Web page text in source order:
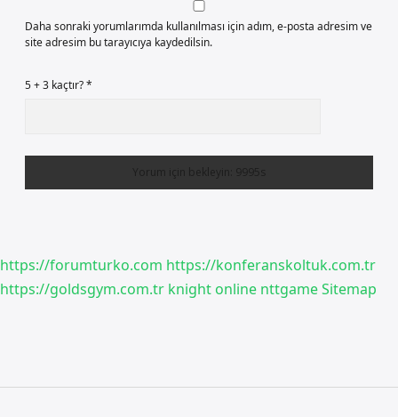
Daha sonraki yorumlarımda kullanılması için adım, e-posta adresim ve
site adresim bu tarayıcıya kaydedilsin.
5 + 3 kaçtır?*
https://forumturko.com https://konferanskoltuk.com.tr
https://goldsgym.com.tr knight online nttgameSitemap